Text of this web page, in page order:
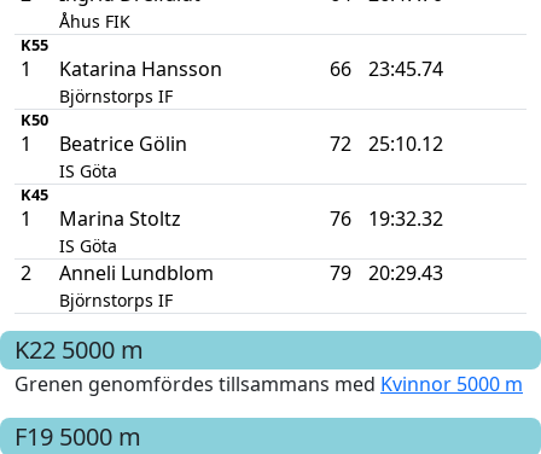
Åhus FIK
K55
1 Katarina Hansson
Björnstorps IF
66 23:45.74
K50
1 Beatrice Gölin
IS Göta
72 25:10.12
K45
1 Marina Stoltz
IS Göta
76 19:32.32
2 Anneli Lundblom
Björnstorps IF
79 20:29.43
K22 5000 m
Grenen genomfördes tillsammans med Kvinnor 5000 m
F19 5000 m